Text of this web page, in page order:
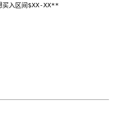
入区间$XX-XX**